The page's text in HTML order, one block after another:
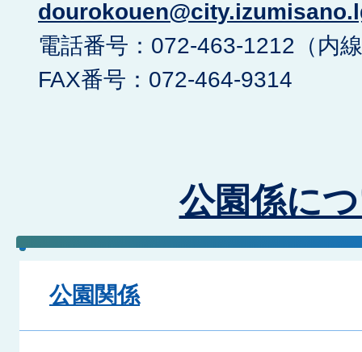
電話番号：072-463-1212（内
FAX番号：072-464-9314
公園係に
公園関係